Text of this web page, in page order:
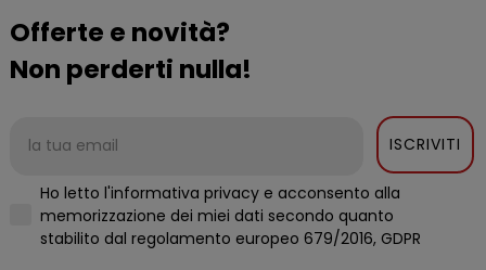
Offerte e novità?
Non perderti nulla!
ISCRIVITI
Ho letto l'informativa privacy e acconsento alla
memorizzazione dei miei dati secondo quanto
stabilito dal regolamento europeo 679/2016, GDPR